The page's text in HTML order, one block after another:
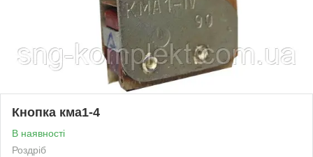
Кнопка кма1-4
В наявності
Роздріб